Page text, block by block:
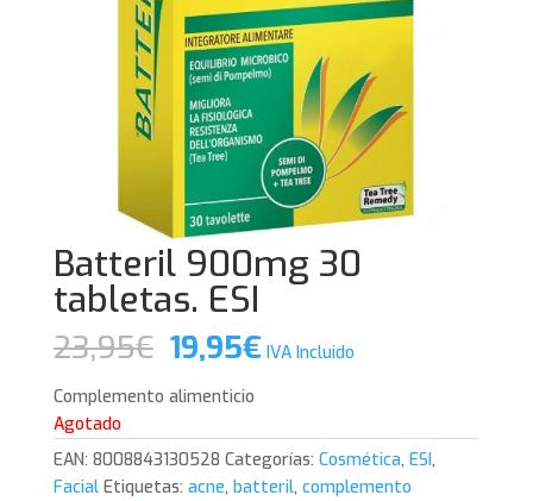
Batteril 900mg 30
tabletas. ESI
23,95€ El
precio
original
era:
23,95€.
19,95€El
es:
19,95€.
IVA Incluido
Complemento alimenticio
Agotado
EAN: 8008843130528 Categorías: Cosmética, ESI,
Facial Etiquetas: acne, batteril, complemento